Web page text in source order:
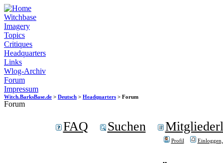
Witchbase
Imagery
Topics
Critiques
Headquarters
Links
Wlog-Archiv
Forum
Impressum
Witch.BarksBase.de > Deutsch > Headquarters > Forum
Forum
FAQ Suchen
Profil